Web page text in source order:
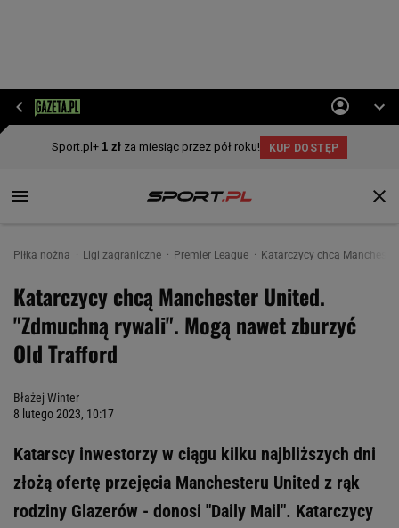
Piłka nożna Ligi zagraniczne Premier League Katarczycy chcą
Katarczycy chcą Manchester United.
"Zdmuchną rywali". Mogą nawet zburzyć
Old Trafford
Błażej Winter
8 lutego 2023, 10:17
Katarscy inwestorzy w ciągu kilku najbliższych dni
złożą ofertę przejęcia Manchesteru United z rąk
rodziny Glazerów - donosi "Daily Mail". Katarczycy